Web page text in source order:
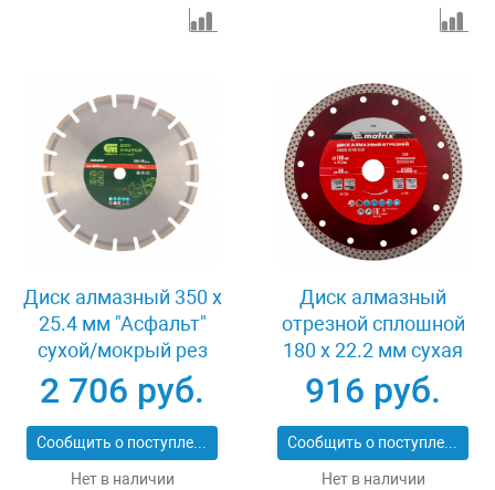
Диск алмазный 350 х
25.4 мм "Асфальт"
сухой/мокрый рез
Сибртех 731013
2 706 руб.
Сообщить о поступлении
Нет в наличии
Диск алмазный
отрезной сплошной
180 х 22.2 мм сухая
резка Matrix
Professional 73128
916 руб.
Сообщить о поступлении
Нет в наличии